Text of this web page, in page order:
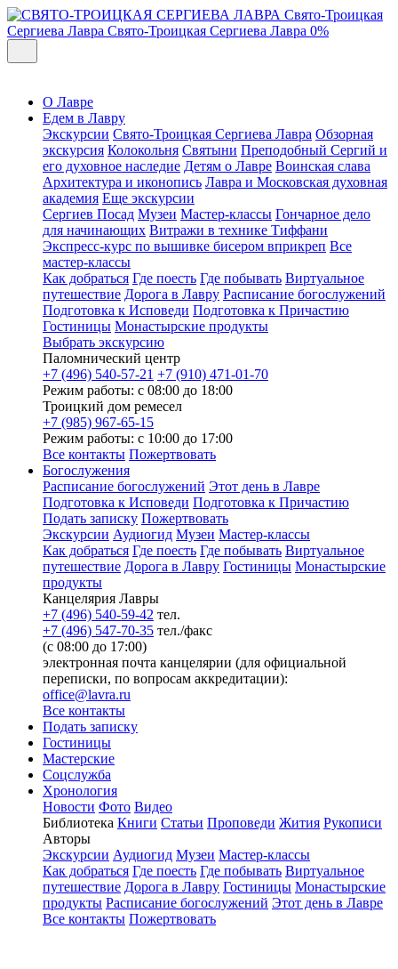
Свято-Троицкая
Сергиева Лавра Свято-Троицкая Сергиева Лавра 0%
О Лавре
Едем в Лавру
Экскурсии Свято-Троицкая Сергиева Лавра Обзорная
экскурсия Колокольня Святыни Преподобный Сергий и
его духовное наследие Детям о Лавре Воинская слава
Архитектура и иконопись Лавра и Московская духовная
академия Еще экскурсии
Сергиев Посад Музеи Мастер-классы Гончарное дело
для начинающих Витражи в технике Тиффани
Экспресс-курс по вышивке бисером вприкреп Все
мастер-классы
Как добраться Где поесть Где побывать Виртуальное
путешествие Дорога в Лавру Расписание богослужений
Подготовка к Исповеди Подготовка к Причастию
Гостиницы Монастырские продукты
Выбрать экскурсию
Паломнический центр
+7 (496) 540-57-21 +7 (910) 471-01-70
Режим работы: с 08:00 до 18:00
Троицкий дом ремесел
+7 (985) 967-65-15
Режим работы: с 10:00 до 17:00
Все контакты Пожертвовать
Богослужения
Расписание богослужений Этот день в Лавре
Подготовка к Исповеди Подготовка к Причастию
Подать записку Пожертвовать
Экскурсии Аудиогид Музеи Мастер-классы
Как добраться Где поесть Где побывать Виртуальное
путешествие Дорога в Лавру Гостиницы Монастырские
продукты
Канцелярия Лавры
+7 (496) 540-59-42 тел.
+7 (496) 547-70-35 тел./факс
(с 08:00 до 17:00)
электронная почта канцелярии (для официальной
переписки, по вопросам аккредитации):
office@lavra.ru
Все контакты
Подать записку
Гостиницы
Мастерские
Соцслужба
Хронология
Новости Фото Видео
Библиотека Книги Статьи Проповеди Жития Рукописи
Авторы
Экскурсии Аудиогид Музеи Мастер-классы
Как добраться Где поесть Где побывать Виртуальное
путешествие Дорога в Лавру Гостиницы Монастырские
продукты Расписание богослужений Этот день в Лавре
Все контакты Пожертвовать